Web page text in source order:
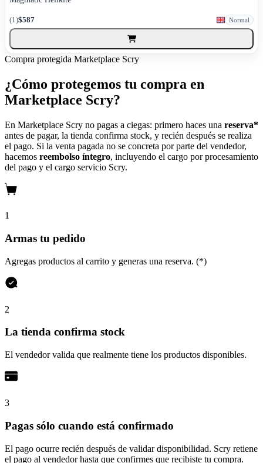
(1)$587 Normal
Compra protegida Marketplace Scry
¿Cómo protegemos tu compra en
Marketplace Scry?
En Marketplace Scry no pagas a ciegas: primero haces una reserva*
antes de pagar, la tienda confirma stock, y recién después se realiza
el pago. Si la venta pagada no se concreta por parte del vendedor,
hacemos reembolso íntegro, incluyendo el cargo por procesamiento
del pago y el cargo servicio Scry.
1
Armas tu pedido
Agregas productos al carrito y generas una reserva. (*)
2
La tienda confirma stock
El vendedor valida que realmente tiene los productos disponibles.
3
Pagas sólo cuando está confirmado
El pago ocurre recién después de validar disponibilidad. Scry retiene
el pago al vendedor hasta que confirmes que recibiste tu compra.